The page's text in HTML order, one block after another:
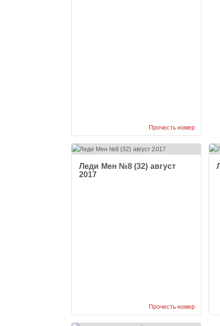
Прочесть номер
Прочесть номер
Леди Мен №8 (32) август
2017